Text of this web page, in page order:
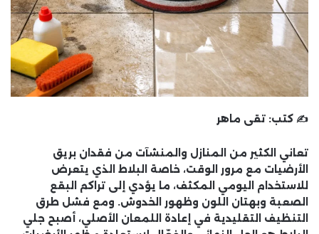
✍️ كتب: تقى ماهر
تعاني الكثير من المنازل والمنشآت من فقدان بريق
الأرضيات مع مرور الوقت، خاصة البلاط الذي يتعرض
للاستخدام اليومي المكثف، ما يؤدي إلى تراكم البقع
الصعبة وبهتان اللون وظهور الخدوش. ومع فشل طرق
التنظيف التقليدية في إعادة اللمعان الأصلي، أصبح جلي